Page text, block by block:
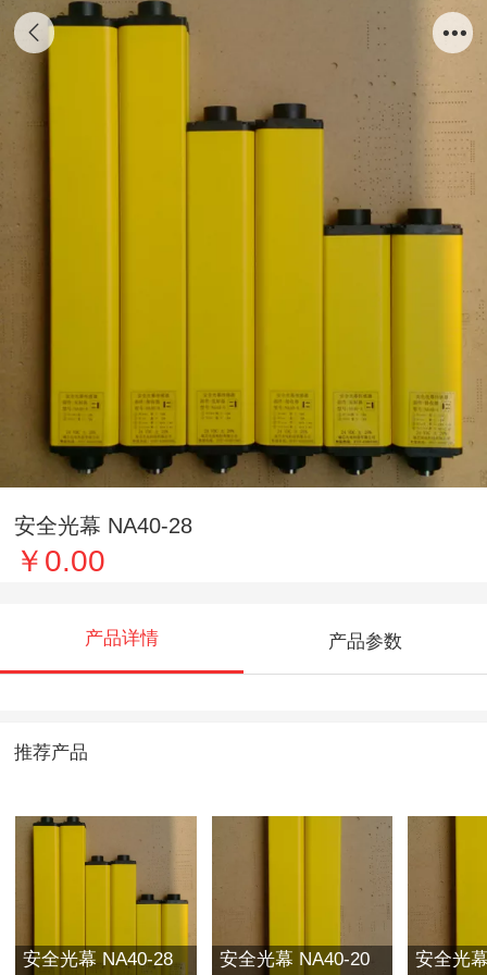
安全光幕 NA40-28
￥0.00
产品详情 产品参数
推荐产品
安全光幕 NA40-28 安全光幕 NA40-20 安全光